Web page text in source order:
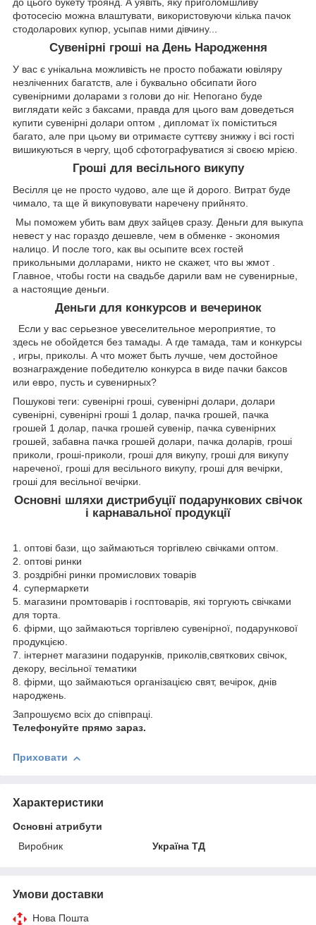
до цього букету троянд. А уявіть, яку приголомшливу
фотосесію можна влаштувати, використовуючи кілька пачок
стодоларових купюр, усыпав ними дівчину...
Сувенірні гроші на День Народження
У вас є унікальна можливість не просто побажати ювіляру
незліченних багатств, але і буквально обсипати його
сувенірними доларами з голови до ніг. Непогано буде
виглядати кейс з баксами, правда для цього вам доведеться
купити сувенірні долари оптом , дипломат їх поміститься
багато, але при цьому ви отримаєте суттєву знижку і всі гості
вишикуються в чергу, щоб сфотографуватися зі своєю мрією.
Гроші для весільного викупу
Весілля це не просто чудово, але ще й дорого. Витрат буде
чимало, та ще й викуповувати наречену прийнято.
Мы поможем убить вам двух зайцев сразу. Деньги для выкупа
невест у нас гораздо дешевле, чем в обменке - экономия
налицо. И после того, как вы осыпите всех гостей
прикольными долларами, никто не скажет, что вы жмот .
Главное, чтобы гости на свадьбе дарили вам не сувенирные,
а настоящие деньги.
Деньги для конкурсов и вечеринок
Если у вас серьезное увеселительное мероприятие, то
здесь не обойдется без тамады. А где тамада, там и конкурсы
, игры, приколы. А что может быть лучше, чем достойное
вознаграждение победителю конкурса в виде пачки баксов
или евро, пусть и сувенирных?
Пошукові теги: сувенірні гроші, сувенірні долари, долари
сувенірні, сувенірні гроші 1 долар, пачка грошей, пачка
грошей 1 долар, пачка грошей сувенір, пачка сувенірних
грошей, забавна пачка грошей долари, пачка доларів, гроші
приколи, гроші-приколи, гроші для викупу, гроші для викупу
нареченої, гроші для весільного викупу, гроші для вечірки,
гроші для весільної вечірки.
Основні шляхи дистрибуції подарункових свічок
і карнавальної продукції
1. оптові бази, що займаються торгівлею свічками оптом.
2. оптові ринки
3. роздрібні ринки промислових товарів
4. супермаркети
5. магазини промтоварів і госптоварів, які торгують свічками
для торта.
6. фірми, що займаються торгівлею сувенірної, подарункової
продукцією.
7. інтернет магазини подарунків, приколів,святкових свічок,
декору, весільної тематики
8. фірми, що займаються організацією свят, вечірок, днів
народжень.
Запрошуємо всіх до співпраці.
Телефонуйте прямо зараз.
Приховати
Характеристики
Основні атрибути
Виробник
Україна ТД
Умови доставки
Нова Пошта